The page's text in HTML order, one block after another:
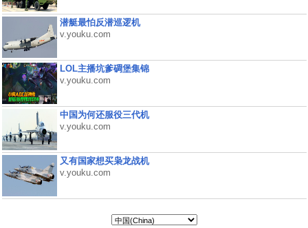
潜艇最怕反潜巡逻机
v.youku.com
LOL主播坑爹碉堡集锦
v.youku.com
中国为何还服役三代机
v.youku.com
又有国家想买枭龙战机
v.youku.com